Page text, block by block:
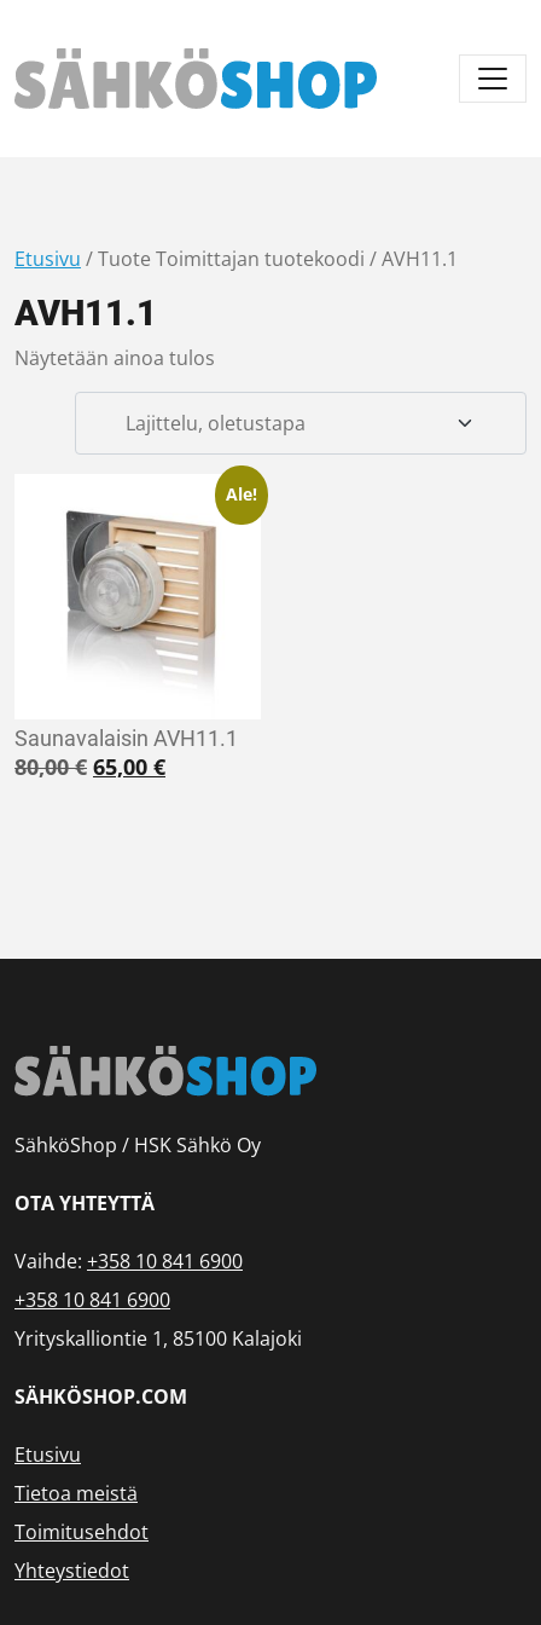
Päävalikko
Etusivu / Tuote Toimittajan tuotekoodi / AVH11.1
AVH11.1
Näytetään ainoa tulos
Ale!
Saunavalaisin AVH11.1
80,00€ Alkuperäinen hinta oli: 80,00 €.
65,00 €Nykyinen hinta on: 65,00 €.
SähköShop / HSK Sähkö Oy
OTA YHTEYTTÄ
Vaihde: +358 10 841 6900
+358 10 841 6900
Yrityskalliontie 1, 85100 Kalajoki
SÄHKÖSHOP.COM
Etusivu
Tietoa meistä
Toimitusehdot
Yhteystiedot